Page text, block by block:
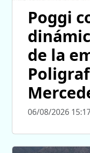
Poggi
de la
06/08/2026